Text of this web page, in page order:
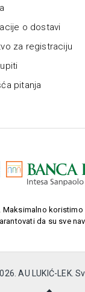
o dostavi
za registraciju
pitanja
Maksimalno
da su sve
AU LUKIĆ-LEK.